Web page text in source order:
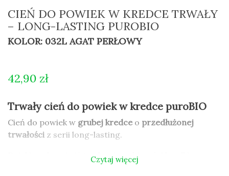
CIEŃ DO POWIEK W KREDCE TRWAŁY
– LONG-LASTING PUROBIO
KOLOR: 032L AGAT PERŁOWY
42,90 zł
Trwały cień do powiek w kredce puroBIO
Cień do powiek w grubej kredce o przedłużonej
trwałości z serii long-lasting.
Dzięki grubszej niż tradycyjna objętości kredki
świetnie się rozprowadza
na powiece.
Czytaj więcej